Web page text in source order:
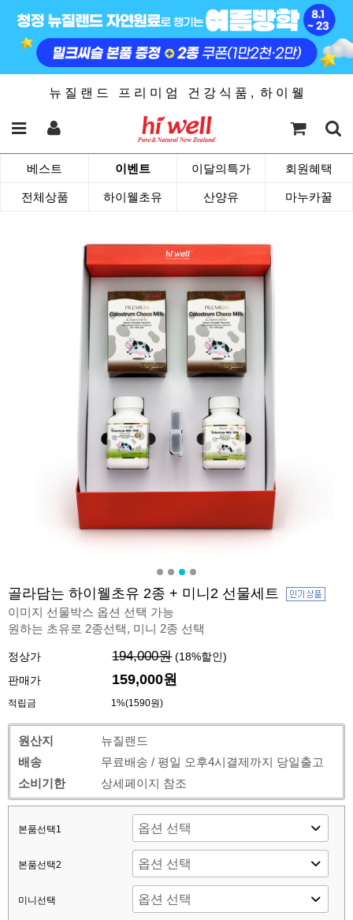
뉴 질 랜 드 프 리 미 엄 건 강 식 품 , 하 이 웰
베스트 이벤트 이달의특가 회원혜택
전체상품 하이웰초유 산양유 마누카꿀
골라담는 하이웰초유 2종 + 미니2 선물세트
이미지 선물박스 옵션 선택 가능
원하는 초유로 2종선택, 미니 2종 선택
정상가 194,000원 (18%할인)
판매가
159,000원
적립금 1%(1590원)
원산지
뉴질랜드
배송
무료배송 / 평일 오후4시결제까지 당일출고
소비기한
상세페이지 참조
본품선택1
본품선택2
미니선택